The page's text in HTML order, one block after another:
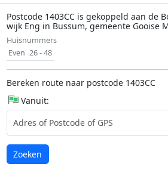
Postcode 1403CC is gekoppeld aan de
wijk Eng in Bussum, gemeente Gooise
Huisnummers
Even 26 - 48
Bereken route naar postcode 1403CC
Vanuit:
Laden...
Zoeken